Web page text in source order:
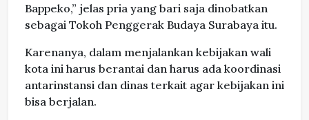
Bappeko,” jelas pria yang bari saja dinobatkan
sebagai Tokoh Penggerak Budaya Surabaya itu.
Karenanya, dalam menjalankan kebijakan wali
kota ini harus berantai dan harus ada koordinasi
antarinstansi dan dinas terkait agar kebijakan ini
bisa berjalan.